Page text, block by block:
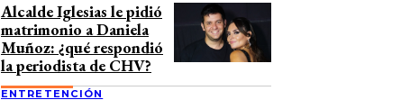
Alcalde Iglesias le pidió
matrimonio a Daniela
Muñoz: ¿qué respondió
la periodista de CHV?
ENTRETENCIÓN